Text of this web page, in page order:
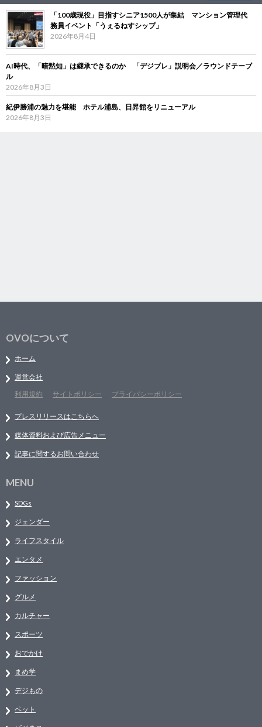
「100歳現役」目指すシニア1500人が集結 マンション管理代
務員イベント「うぇるねすシップ」
2026年8月4日
AI時代、「暗黙知」は継承できるのか 「デジブレ」説明会／ラウンドテーブ
ル
2026年8月3日
紀伊勝浦の魅力を堪能 ホテル浦島、日昇館をリニューアル
2026年8月3日
OVOについて
ホーム
運営会社
利用規約
サイトポリシー プライバシーポリシー
プレスリリースはこちらへ
媒体資料および広告メニュー
記事に関するお問い合わせ
MENU
SDGs
ジェンダー
ライフスタイル
エンタメ
ファッション
グルメ
カルチャー
スポーツ
おでかけ
まめ学
デジもの
ペット